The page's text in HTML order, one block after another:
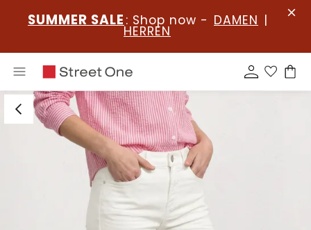
SUMMER SALE : Shop now - DAMEN |
HERREN